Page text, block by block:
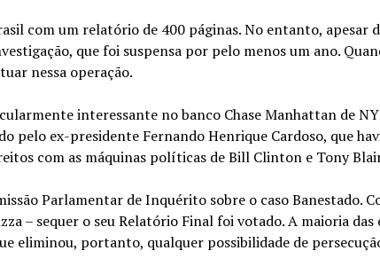
com um relatório de 400 páginas. No entanto, apesar
que foi suspensa por pelo menos um ano.
nessa operação.
interessante no banco Chase Manhattan de NY
pelo ex-presidente Fernando Henrique Cardoso, que
com as máquinas políticas de Bill Clinton e Tony
Parlamentar de Inquérito sobre o caso Banestado.
– sequer o seu Relatório Final foi votado. A maioria das
eliminou, portanto, qualquer possibilidade de